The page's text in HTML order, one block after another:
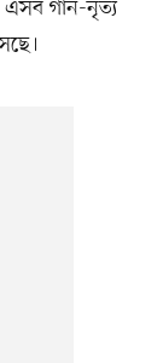
এসব গান-নৃত্য